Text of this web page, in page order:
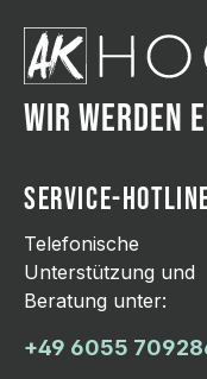
WIR WERDEN
SERVICE-
Telefonische
Unterstützung und
Beratung unter:
+49 6055